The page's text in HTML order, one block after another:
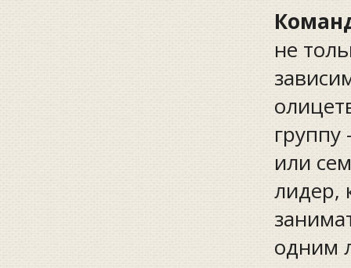
не
или
лидер,
одним